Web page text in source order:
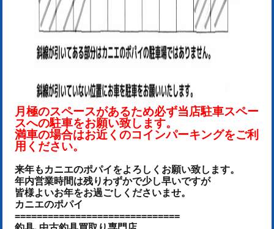
月極のスペースがあるため必ず当店駐車スペー
スへの駐車をお願い致します。
満車の場合はお近くのコインパーキングをご利
用ください。
来年もカニエのポパイをよろしくお願い致します。
年内営業時間は残りわずかで少し早いですが
皆様よいお年をお過ごしくださいませ。
カニエのポパイ
==============================